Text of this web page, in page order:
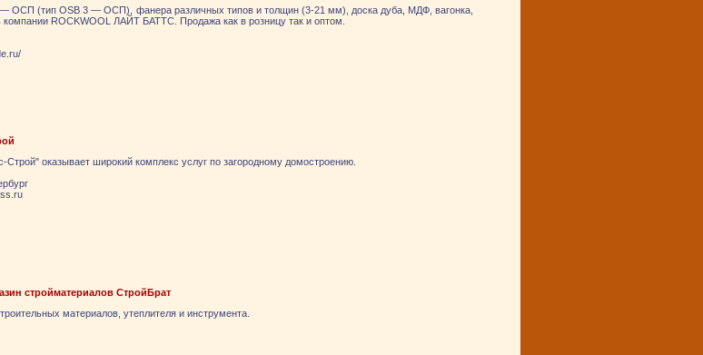
ОСП (тип OSB 3 — ОСП), фанера различных типов и толщин (3-21 мм), доска дуба, МДФ, вагонка,
компании ROCKWOOL ЛАЙТ БАТТС. Продажа как в розницу так и оптом.
Строй" оказывает широкий комплекс услуг по загородному домостроению.
стройматериалов СтройБрат
материалов, утеплителя и инструмента.